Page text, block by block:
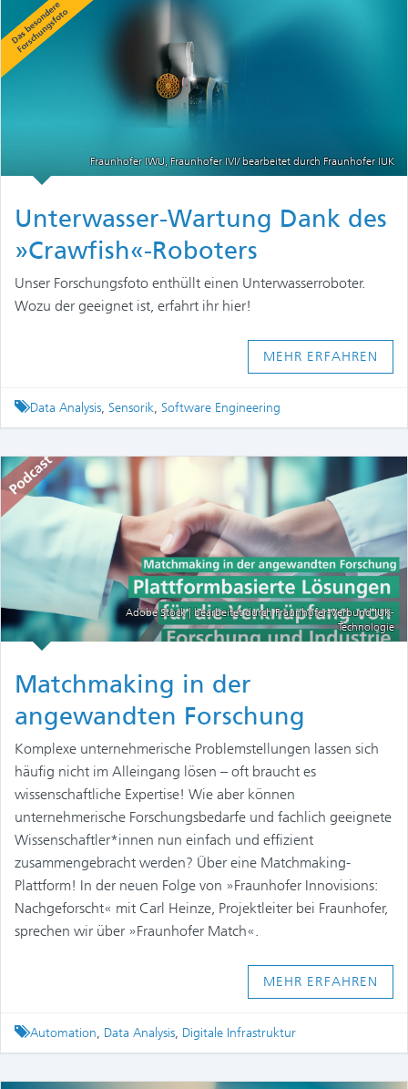
Fraunhofer IWU, Fraunhofer IVI/ bearbeitet durch Fraunhofer IUK
Unterwasser-Wartung Dank des
»Crawfish«-Roboters
Unser Forschungsfoto enthüllt einen Unterwasserroboter.
Wozu der geeignet ist, erfahrt ihr hier!
MEHR ERFAHREN
Tagged
Data Analysis, Sensorik, Software Engineering
Adobe Stock | bearbeitet durch Fraunhofer-Verbund IUK-
Technologie
Matchmaking in der
angewandten Forschung
Komplexe unternehmerische Problemstellungen lassen sich
häufig nicht im Alleingang lösen – oft braucht es
wissenschaftliche Expertise! Wie aber können
unternehmerische Forschungsbedarfe und fachlich geeignete
Wissenschaftler*innen nun einfach und effizient
zusammengebracht werden? Über eine Matchmaking-
Plattform! In der neuen Folge von »Fraunhofer Innovisions:
Nachgeforscht« mit Carl Heinze, Projektleiter bei Fraunhofer,
sprechen wir über »Fraunhofer Match«.
MEHR ERFAHREN
Tagged
Automation, Data Analysis, Digitale Infrastruktur